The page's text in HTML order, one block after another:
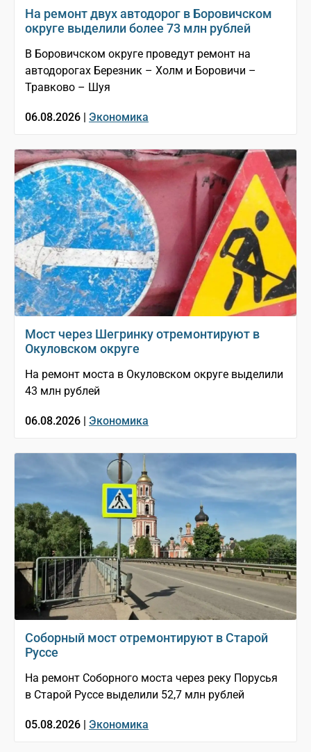
На ремонт двух автодорог в Боровичском
округе выделили более 73 млн рублей
В Боровичском округе проведут ремонт на
автодорогах Березник – Холм и Боровичи –
Травково – Шуя
06.08.2026 | Экономика
Мост через Шегринку отремонтируют в
Окуловском округе
На ремонт моста в Окуловском округе выделили
43 млн рублей
06.08.2026 | Экономика
Соборный мост отремонтируют в Старой
Руссе
На ремонт Соборного моста через реку Порусья
в Старой Руссе выделили 52,7 млн рублей
05.08.2026 | Экономика